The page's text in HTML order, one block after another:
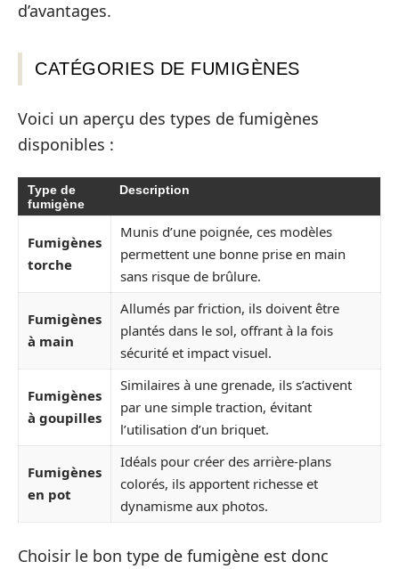
d’avantages.
CATÉGORIES DE FUMIGÈNES
Voici un aperçu des types de fumigènes
disponibles :
Type de
fumigène
Description
Fumigènes
torche
Munis d’une poignée, ces modèles
permettent une bonne prise en main
sans risque de brûlure.
Fumigènes
à main
Allumés par friction, ils doivent être
plantés dans le sol, offrant à la fois
sécurité et impact visuel.
Fumigènes
à goupilles
Similaires à une grenade, ils s’activent
par une simple traction, évitant
l’utilisation d’un briquet.
Fumigènes
en pot
Idéals pour créer des arrière-plans
colorés, ils apportent richesse et
dynamisme aux photos.
Choisir le bon type de fumigène est donc